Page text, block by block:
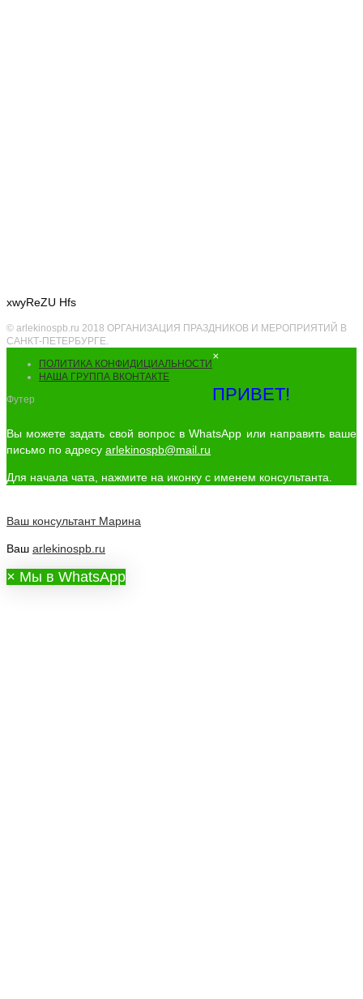
xwyReZU Hfs
© arlekinospb.ru 2018 ОРГАНИЗАЦИЯ ПРАЗДНИКОВ И МЕРОПРИЯТИЙ В
САНКТ-ПЕТЕРБУРГЕ.
ПОЛИТИКА КОНФИДИЦИАЛЬНОСТИ
НАША ГРУППА ВКОНТАКТЕ
Футер
×
ПРИВЕТ!
Вы можете задать свой вопрос в WhatsApp или направить ваше
письмо по адресу arlekinospb@mail.ru
Для начала чата, нажмите на иконку с именем консультанта.
Ваш консультант Марина
Ваш arlekinospb.ru
× Мы в WhatsApp